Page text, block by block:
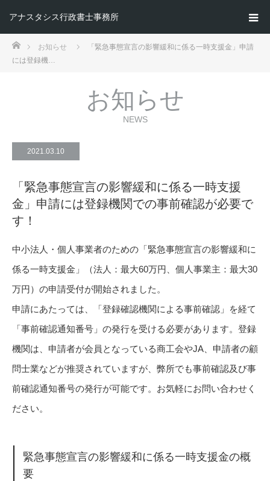
アナスタシス行政書士事務所
ホームお知らせ
「緊急事態宣言の影響緩和に係る一時支援金」申請
には登録機…
お知らせ
NEWS
2021.03.10
「緊急事態宣言の影響緩和に係る一時支援
金」申請には登録機関での事前確認が必要で
す！
中小法人・個人事業者のための「緊急事態宣言の影響緩和に
係る一時支援金」（法人：最大60万円、個人事業主：最大30
万円）の申請受付が開始されました。
申請にあたっては、「登録確認機関による事前確認」を経て
「事前確認通知番号」の発行を受ける必要があります。登録
機関は、申請者が会員となっている商工会やJA、申請者の顧
問士業などが推奨されていますが、弊所でも事前確認及び事
前確認通知番号の発行が可能です。お気軽にお問い合わせく
ださい。
緊急事態宣言の影響緩和に係る一時支援金の概
要